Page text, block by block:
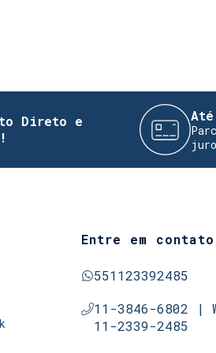
e Até 6x
juros no
Entre em contato
551123392485
11-3846-6802 |
11-2339-2485